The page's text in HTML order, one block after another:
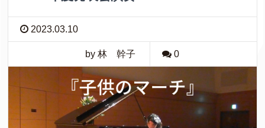
2023.03.10
by 林 幹子 0